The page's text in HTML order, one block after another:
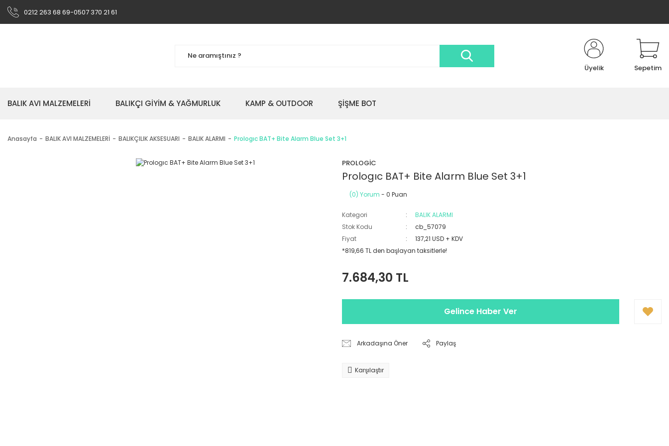
0212 263 68 69-0507 370 21 61
Üyelik Sepetim
BALIK AVI MALZEMELERİ BALIKÇI GİYİM & YAĞMURLUK KAMP & OUTDOOR ŞİŞME BOT
Anasayfa BALIK AVI MALZEMELERİ BALIKÇILIK AKSESUARI BALIK ALARMI Prologıc BAT+ Bite Alarm Blue Set 3+1
PROLOGİC
Prologıc BAT+ Bite Alarm Blue Set 3+1
(0) Yorum - 0 Puan
Kategori
BALIK ALARMI
Stok Kodu
cb_57079
Fiyat
137,21 USD + KDV
*819,66 TL den başlayan taksitlerle!
7.684,30 TL
Gelince Haber Ver
Arkadaşına Öner Paylaş
Karşılaştır